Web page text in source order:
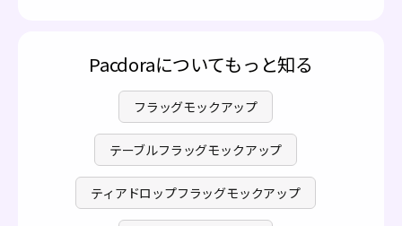
Pacdoraについてもっと知る
フラッグモックアップ
テーブルフラッグモックアップ
ティアドロップフラッグモックアップ